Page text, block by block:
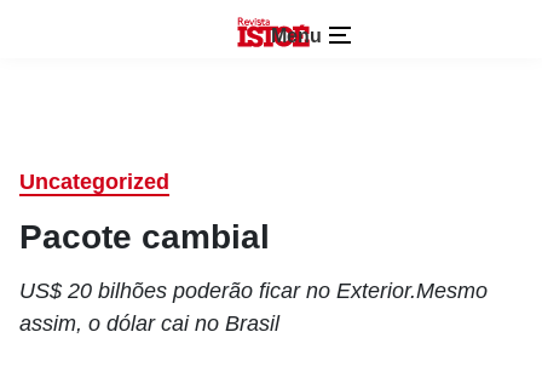
Menu
Uncategorized
Pacote cambial
US$ 20 bilhões poderão ficar no Exterior.Mesmo
assim, o dólar cai no Brasil